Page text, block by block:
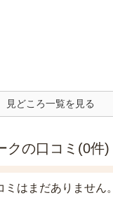
見どころ一覧を見る
クの口コミ(0件)
ミはまだありません。